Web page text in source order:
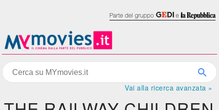
Vai alla ricerca avanzata »